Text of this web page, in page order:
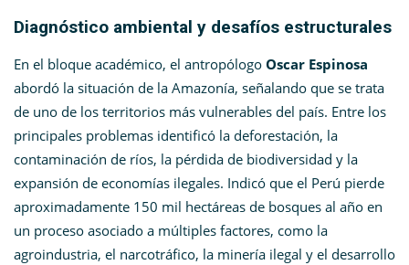
Diagnóstico ambiental y desafíos estructurales
En el bloque académico, el antropólogo Oscar Espinosa
abordó la situación de la Amazonía, señalando que se trata
de uno de los territorios más vulnerables del país. Entre los
principales problemas identificó la deforestación, la
contaminación de ríos, la pérdida de biodiversidad y la
expansión de economías ilegales. Indicó que el Perú pierde
aproximadamente 150 mil hectáreas de bosques al año en
un proceso asociado a múltiples factores, como la
agroindustria, el narcotráfico, la minería ilegal y el desarrollo